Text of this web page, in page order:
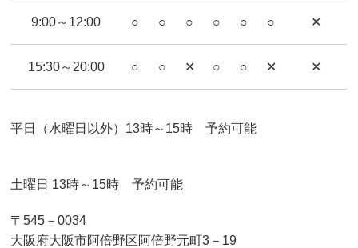
9:00～12:00 ○ ○ ○ ○ ○ ○ ✕
15:30～20:00 ○ ○ ✕ ○ ○ ✕ ✕
平日（水曜日以外）13時～15時 予約可能
土曜日 13時～15時 予約可能
〒545－0034
大阪府大阪市阿倍野区阿倍野元町3－19